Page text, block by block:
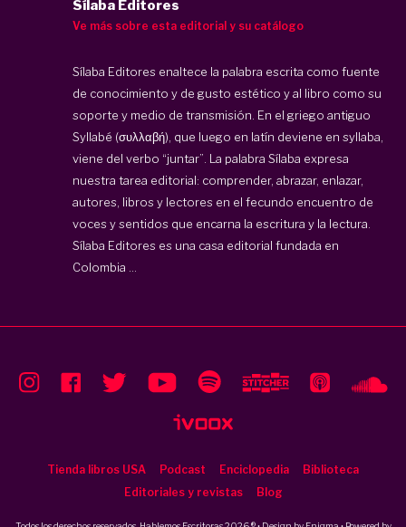
Sílaba Editores
Ve más sobre esta editorial y su catálogo
Sílaba Editores enaltece la palabra escrita como fuente
de conocimiento y de gusto estético y al libro como su
soporte y medio de transmisión. En el griego antiguo
Syllabé (συλλαβή), que luego en latín deviene en syllaba,
viene del verbo “juntar”. La palabra Sílaba expresa
nuestra tarea editorial: comprender, abrazar, enlazar,
autores, libros y lectores en el fecundo encuentro de
voces y sentidos que encarna la escritura y la lectura.
Sílaba Editores es una casa editorial fundada en
Colombia ...
Tienda libros USA Podcast Enciclopedia
Biblioteca
Editoriales y revistas
Blog